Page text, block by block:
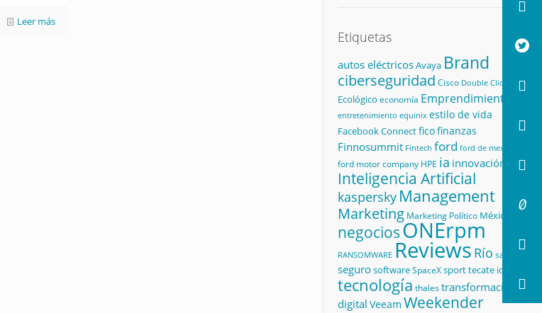
Leer más
Etiquetas
autos eléctricosAvaya Brand
ciberseguridad Cisco Double Click
Ecológico economía Emprendimiento
entretenimiento equinix estilo de vida
Facebook Connectficofinanzas
Finnosummit Fintech ford ford de mexico
ford motor company HPE ia innovación
Inteligencia Artificial
kaspersky Management
Marketing Marketing Político México
negociosONErpm
RANSOMWARE Reviews Río salud
segurosoftwareSpaceXsporttecate id
tecnología thalestransformación
digital Veeam Weekender